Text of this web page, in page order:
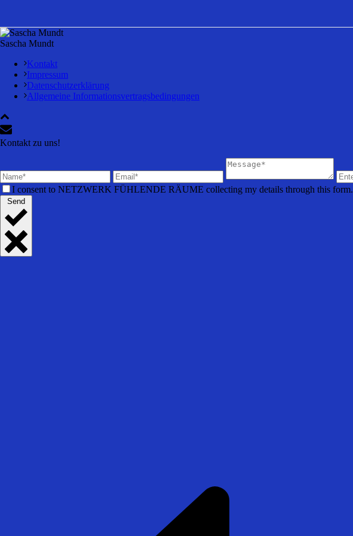
Sascha Mundt
Kontakt
Impressum
Datenschutzerklärung
Allgemeine Informationsvertragsbedingungen
Kontakt zu uns!
I consent to NETZWERK FÜHLENDE RÄUME collecting my details through this form.
Send